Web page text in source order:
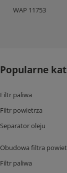
WAP 11753
Popularne
Filtr paliwa
Filtr powietrza
Separator oleju
Obudowa filtra
Filtr paliwa